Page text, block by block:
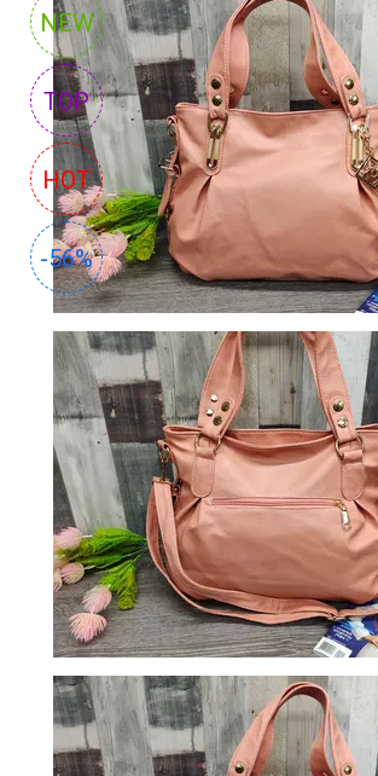
БЬЮТИ-
БОКСЫ
АКСЕССУАРЫ
СУМКИ
И
РЮКЗАКИ
ТОВАРЫ
ДЛЯ
АКЦИИ
СКИДКИ
ДОСТАВКА
ОПЛАТА
ГАРАНТИЯ.
ВОЗВРАТ
ОБМЕН
КОНТАКТЫ
NEW
TOP
HOT
-56%